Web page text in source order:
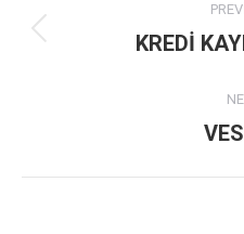
navigation
KREDİ